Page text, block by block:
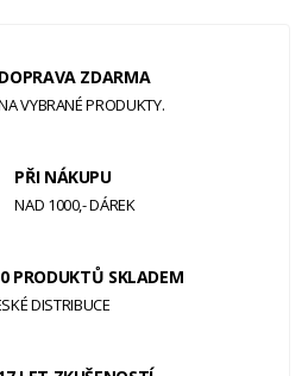
DOPRAVA ZDARMA
VYBRANÉ PRODUKTY.
PŘI NÁKUPU
NAD 1000,- DÁREK
PRODUKTŮ SKLADEM
DISTRIBUCE